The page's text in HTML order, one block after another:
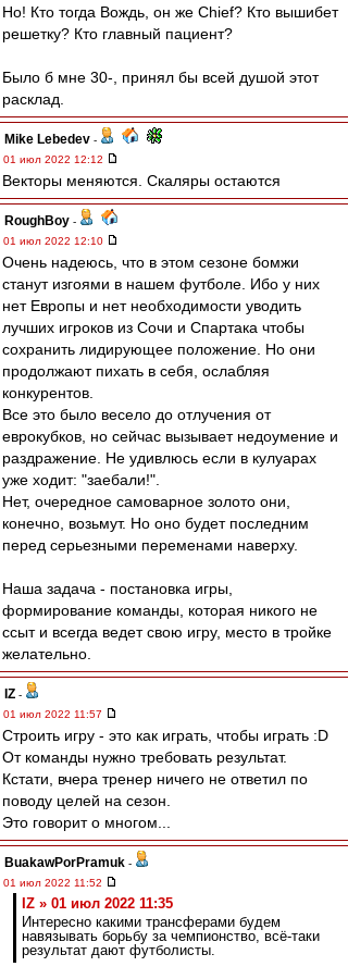
Но! Кто тогда Вождь, он же Chief? Кто вышибет
решетку? Кто главный пациент?
Было б мне 30-, принял бы всей душой этот
расклад.
Mike Lebedev -
01 июл 2022 12:12
Векторы меняются. Скаляры остаются
RoughBoy -
01 июл 2022 12:10
Очень надеюсь, что в этом сезоне бомжи
станут изгоями в нашем футболе. Ибо у них
нет Европы и нет необходимости уводить
лучших игроков из Сочи и Спартака чтобы
сохранить лидирующее положение. Но они
продолжают пихать в себя, ослабляя
конкурентов.
Все это было весело до отлучения от
еврокубков, но сейчас вызывает недоумение и
раздражение. Не удивлюсь если в кулуарах
уже ходит: "заебали!".
Нет, очередное самоварное золото они,
конечно, возьмут. Но оно будет последним
перед серьезными переменами наверху.
Наша задача - постановка игры,
формирование команды, которая никого не
ссыт и всегда ведет свою игру, место в тройке
желательно.
IZ -
01 июл 2022 11:57
Строить игру - это как играть, чтобы играть :D
От команды нужно требовать результат.
Кстати, вчера тренер ничего не ответил по
поводу целей на сезон.
Это говорит о многом...
BuakawPorPramuk -
01 июл 2022 11:52
IZ » 01 июл 2022 11:35
Интересно какими трансферами будем
навязывать борьбу за чемпионство, всё-таки
результат дают футболисты.